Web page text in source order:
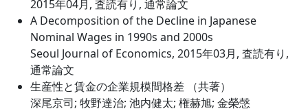
2015年04月, 査読有り, 通常論文
A Decomposition of the Decline in Japanese
Nominal Wages in 1990s and 2000s
Seoul Journal of Economics, 2015年03月, 査読有り,
通常論文
生産性と賃金の企業規模間格差 （共著）
深尾京司; 牧野達治; 池内健太; 権赫旭; 金榮愨